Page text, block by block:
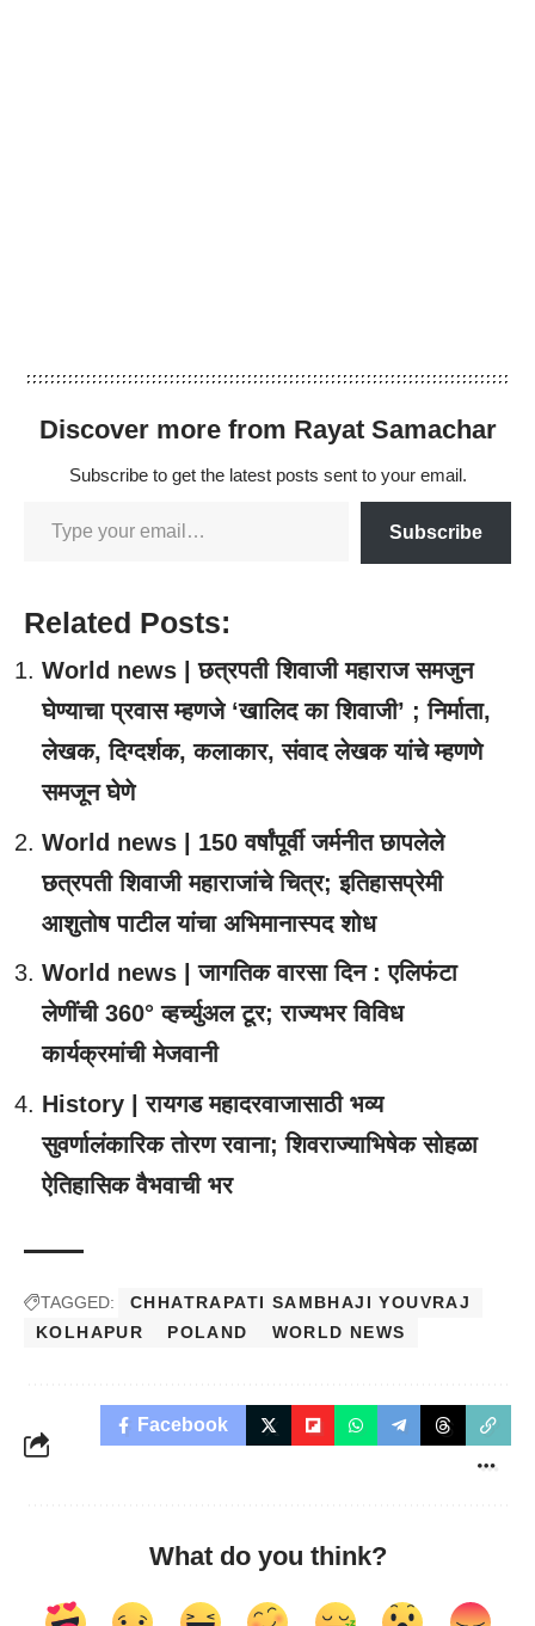
Discover more from Rayat Samachar
Subscribe to get the latest posts sent to your email.
Subscribe
Related Posts:
World news | छत्रपती शिवाजी महाराज समजुन
घेण्याचा प्रवास म्हणजे ‘खालिद का शिवाजी’ ; निर्माता,
लेखक, दिग्दर्शक, कलाकार, संवाद लेखक यांचे म्हणणे
समजून घेणे
World news | 150 वर्षांपूर्वी जर्मनीत छापलेले
छत्रपती शिवाजी महाराजांचे चित्र; इतिहासप्रेमी
आशुतोष पाटील यांचा अभिमानास्पद शोध
World news | जागतिक वारसा दिन : एलिफंटा
लेणींची 360° व्हर्च्युअल टूर; राज्यभर विविध
कार्यक्रमांची मेजवानी
History | रायगड महादरवाजासाठी भव्य
सुवर्णालंकारिक तोरण रवाना; शिवराज्याभिषेक सोहळा
ऐतिहासिक वैभवाची भर
TAGGED:
CHHATRAPATI SAMBHAJI YOUVRAJ
KOLHAPUR
POLAND WORLD NEWS
Facebook
What do you think?